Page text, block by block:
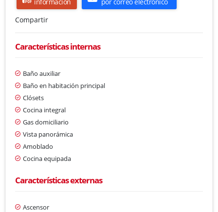
Compartir
Características internas
Baño auxiliar
Baño en habitación principal
Clósets
Cocina integral
Gas domiciliario
Vista panorámica
Amoblado
Cocina equipada
Características externas
Ascensor